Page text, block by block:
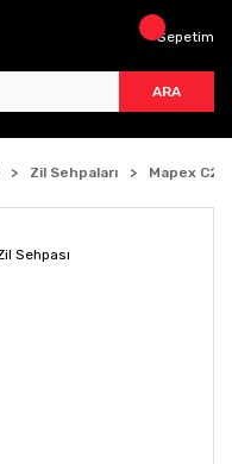
ARA
Sepetim
Zil Sehpaları Mapex